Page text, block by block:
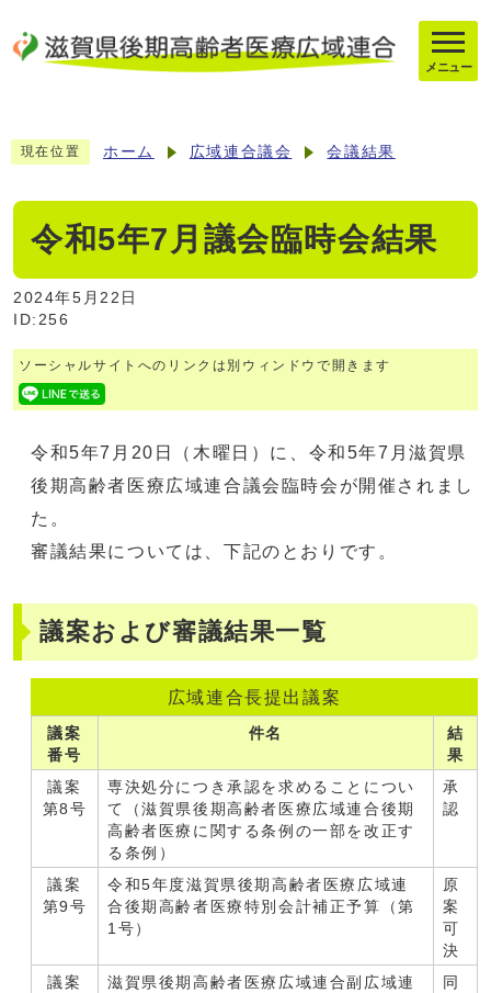
メニュー
現在位置 ホーム 広域連合議会 会議結果
令和5年7月議会臨時会結果
2024年5月22日
ID:256
ソーシャルサイトへのリンクは別ウィンドウで開きます
令和5年7月20日（木曜日）に、令和5年7月滋賀県
後期高齢者医療広域連合議会臨時会が開催されまし
た。
審議結果については、下記のとおりです。
議案および審議結果一覧
広域連合長提出議案
議案
番号
件名
結
果
議案
第8号
専決処分につき承認を求めることについ
て（滋賀県後期高齢者医療広域連合後期
高齢者医療に関する条例の一部を改正す
る条例）
承
認
議案
第9号
令和5年度滋賀県後期高齢者医療広域連
合後期高齢者医療特別会計補正予算（第
1号）
原
案
可
決
議案
滋賀県後期高齢者医療広域連合副広域連
同